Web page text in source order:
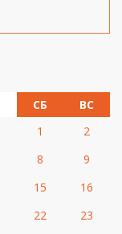
СБ
ВС
1
2
8
9
15
16
22
23